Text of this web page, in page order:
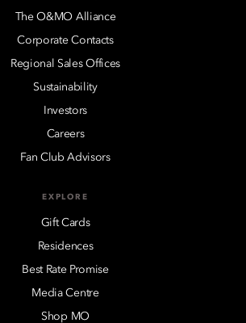
The O&MO Alliance
Corporate Contacts
Regional Sales Offices
Sustainability
Investors
Careers
Fan Club Advisors
EXPLORE
Gift Cards
Residences
Best Rate Promise
Media Centre
Shop MO